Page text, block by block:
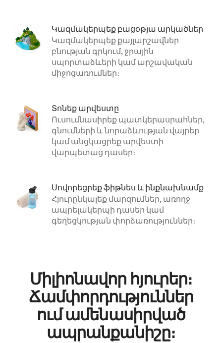
Կազմակերպեք բացօթյա արկածներ
Կազմակերպեք քայլարշավներ
բնության գրկում, ջրային
սպորտաձևերի կամ արշավական
միջոցառումներ։
Տոնեք արվեստը
Ուսումնասիրեք պատկերասրահներ,
գնումների և նորաձևության վայրեր
կամ անցկացրեք արվեստի
վարպետաց դասեր։
Սովորեցրեք ֆիթնես և ինքնախնամք
Հյուրընկալեք մարզումներ, առողջ
ապրելակերպի դասեր կամ
գեղեցկության փորձառություններ։
Միլիոնավոր հյուրեր։
Ճամփորդություններ
ում ամենասիրված
ապրանքանիշը։